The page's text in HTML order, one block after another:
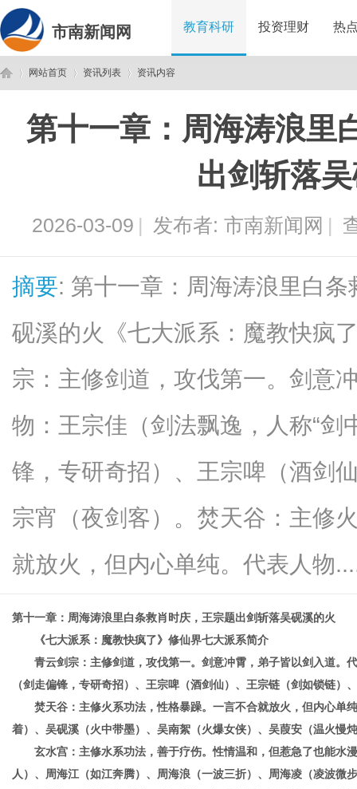
市南新闻网 教育科研 投资理财 热
网站首页 资讯列表
›
资讯内容
第十一章：周海涛浪里
出剑斩落
2026-03-09 | 发布者: 市南新闻网 |
摘要: 第十一章：周海涛浪里白
砚溪的火《七大派系：魔教快疯
宗：主修剑道，攻伐第一。剑意
物：王宗佳（剑法飘逸，人称“剑
锋，专研奇招）、王宗啤（酒剑
宗宵（夜剑客）。焚天谷：主修
就放火，但内心单纯。代表人物
第十一章：周海涛浪里白条救肖时庆，王宗题出剑斩落吴砚溪的火
《七大派系：魔教快疯了》修仙界七大派系简介
青云剑宗：主修剑道，攻伐第一。剑意冲霄，弟子皆以剑入道。
（剑走偏锋，专研奇招）、王宗啤（酒剑仙）、王宗链（剑如锁链）
焚天谷：主修火系功法，性格暴躁。一言不合就放火，但内心单
着）、吴砚溪（火中带墨）、吴南絮（火爆女侠）、吴葭安（温火慢
玄水宫：主修水系功法，善于疗伤。性情温和，但惹急了也能水
人）、周海江（如江奔腾）、周海浪（一波三折）、周海凌（凌波微